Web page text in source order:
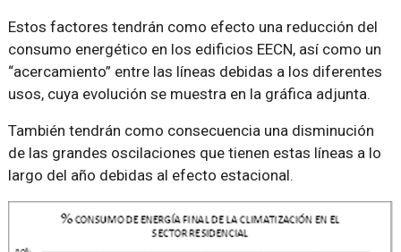
Estos factores tendrán como efecto una reducción del
consumo energético en los edificios EECN, así como un
“acercamiento” entre las líneas debidas a los diferentes
usos, cuya evolución se muestra en la gráfica adjunta.
También tendrán como consecuencia una disminución
de las grandes oscilaciones que tienen estas líneas a lo
largo del año debidas al efecto estacional.